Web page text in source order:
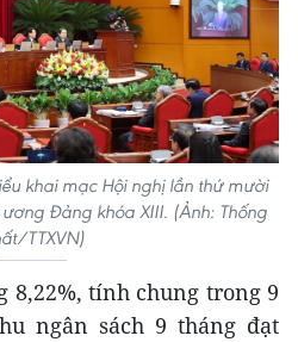
khai mạc Hội nghị lần thứ mười
Đảng khóa XIII. (Ảnh: Thống
TTXVN)
8,22%, tính chung trong 9
ngân sách 9 tháng đạt